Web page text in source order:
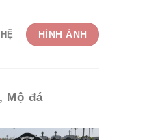
HÌNH ẢNH
Mộ đá